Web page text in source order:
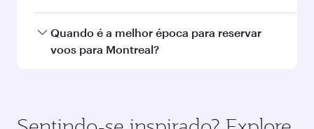
Hamad.
A disponibilidade de classes de viagem
depende da rota e da companhia aérea que
Quando é a melhor época para reservar
voos para Montreal?
tarifas em suas datas de viagem preferidas. As